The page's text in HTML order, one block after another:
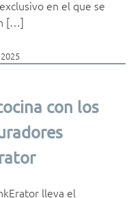
en el que se
[…]
con los
lleva el